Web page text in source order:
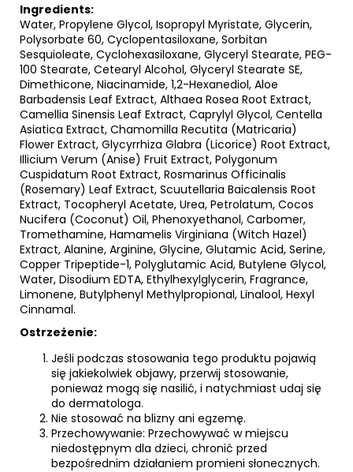
Ingredients:
Water, Propylene Glycol, Isopropyl Myristate, Glycerin,
Polysorbate 60, Cyclopentasiloxane, Sorbitan
Sesquioleate, Cyclohexasiloxane, Glyceryl Stearate, PEG-
100 Stearate, Cetearyl Alcohol, Glyceryl Stearate SE,
Dimethicone, Niacinamide, 1,2-Hexanediol, Aloe
Barbadensis Leaf Extract, Althaea Rosea Root Extract,
Camellia Sinensis Leaf Extract, Caprylyl Glycol, Centella
Asiatica Extract, Chamomilla Recutita (Matricaria)
Flower Extract, Glycyrrhiza Glabra (Licorice) Root Extract,
Illicium Verum (Anise) Fruit Extract, Polygonum
Cuspidatum Root Extract, Rosmarinus Officinalis
(Rosemary) Leaf Extract, Scuutellaria Baicalensis Root
Extract, Tocopheryl Acetate, Urea, Petrolatum, Cocos
Nucifera (Coconut) Oil, Phenoxyethanol, Carbomer,
Tromethamine, Hamamelis Virginiana (Witch Hazel)
Extract, Alanine, Arginine, Glycine, Glutamic Acid, Serine,
Copper Tripeptide-1, Polyglutamic Acid, Butylene Glycol,
Water, Disodium EDTA, Ethylhexylglycerin, Fragrance,
Limonene, Butylphenyl Methylpropional, Linalool, Hexyl
Cinnamal.
Ostrzeżenie:
Jeśli podczas stosowania tego produktu pojawią
się jakiekolwiek objawy, przerwij stosowanie,
ponieważ mogą się nasilić, i natychmiast udaj się
do dermatologa.
Nie stosować na blizny ani egzemę.
Przechowywanie: Przechowywać w miejscu
niedostępnym dla dzieci, chronić przed
bezpośrednim działaniem promieni słonecznych.